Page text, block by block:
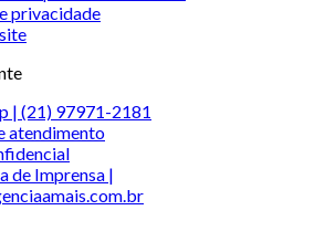
privacidade
| (21) 97971-2181
atendimento
de Imprensa |